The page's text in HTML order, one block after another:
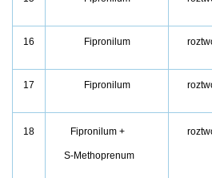
16 Fipronilum
17 Fipronilum
18 Fipronilum +
S-Methoprenum